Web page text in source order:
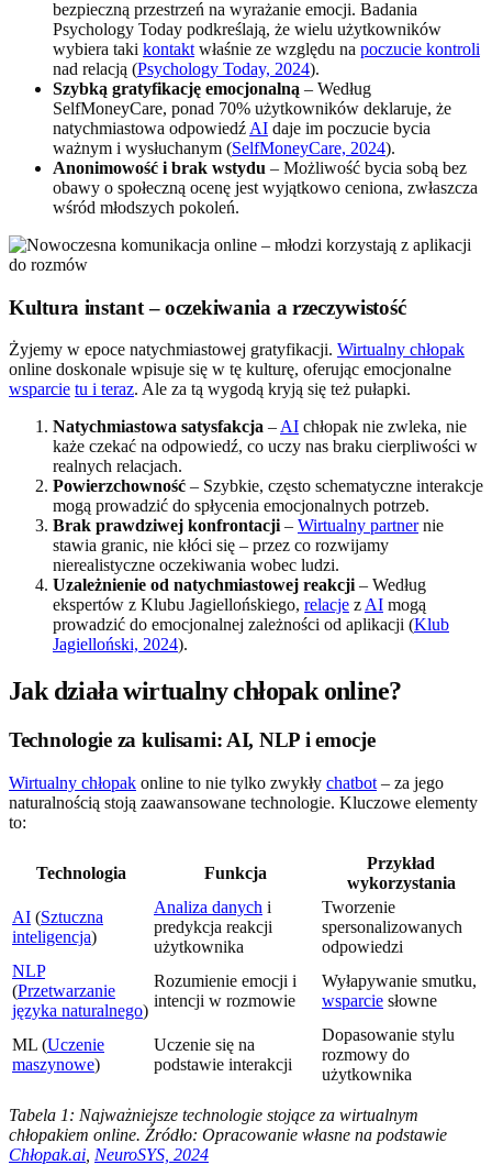
bezpieczną przestrzeń na wyrażanie emocji. Badania
Psychology Today podkreślają, że wielu użytkowników
wybiera taki kontakt właśnie ze względu na poczucie kontroli
nad relacją (Psychology Today, 2024).
Szybką gratyfikację emocjonalną – Według
SelfMoneyCare, ponad 70% użytkowników deklaruje, że
natychmiastowa odpowiedź AI daje im poczucie bycia
ważnym i wysłuchanym (SelfMoneyCare, 2024).
Anonimowość i brak wstydu – Możliwość bycia sobą bez
obawy o społeczną ocenę jest wyjątkowo ceniona, zwłaszcza
wśród młodszych pokoleń.
Kultura instant – oczekiwania a rzeczywistość
Żyjemy w epoce natychmiastowej gratyfikacji. Wirtualny chłopak
online doskonale wpisuje się w tę kulturę, oferując emocjonalne
wsparcie tu i teraz. Ale za tą wygodą kryją się też pułapki.
Natychmiastowa satysfakcja – AI chłopak nie zwleka, nie
każe czekać na odpowiedź, co uczy nas braku cierpliwości w
realnych relacjach.
Powierzchowność – Szybkie, często schematyczne interakcje
mogą prowadzić do spłycenia emocjonalnych potrzeb.
Brak prawdziwej konfrontacji – Wirtualny partnernie
stawia granic, nie kłóci się – przez co rozwijamy
nierealistyczne oczekiwania wobec ludzi.
Uzależnienie od natychmiastowej reakcji – Według
ekspertów z Klubu Jagiellońskiego, relacje z AI mogą
prowadzić do emocjonalnej zależności od aplikacji (Klub
Jagielloński, 2024).
Jak działa wirtualny chłopak online?
Technologie za kulisami: AI, NLP i emocje
Wirtualny chłopak online to nie tylko zwykły chatbot – za jego
naturalnością stoją zaawansowane technologie. Kluczowe elementy
to:
Technologia Funkcja
Przykład
wykorzystania
AI (Sztuczna
inteligencja)
Analiza danych i
predykcja reakcji
użytkownika
Tworzenie
spersonalizowanych
odpowiedzi
NLP
(Przetwarzanie
języka naturalnego)
Rozumienie emocji i
intencji w rozmowie
Wyłapywanie smutku,
wsparcie słowne
ML (Uczenie
maszynowe)
Uczenie się na
podstawie interakcji
Dopasowanie stylu
rozmowy do
użytkownika
Tabela 1: Najważniejsze technologie stojące za wirtualnym
chłopakiem online. Źródło: Opracowanie własne na podstawie
Chłopak.ai NeuroSYS, 2024